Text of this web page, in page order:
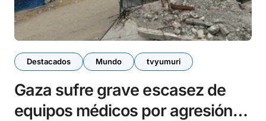
Destacados Mundo tvyumuri
Gaza sufre grave escasez de
equipos médicos por agresión